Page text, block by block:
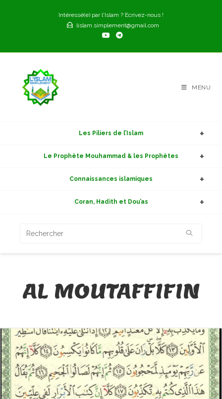
Intéressé(e) par l'Islam ? Ecrivez-nous !
lislam.simplement@gmail.com
MENU
Les Piliers de l’Islam
Le Prophète Mouhammad & les Prophètes
Connaissances islamiques
Coran, Hadith et Dou’as
AL MOUTAFFIFIN